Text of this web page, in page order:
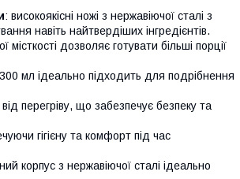
: високоякісні ножі з нержавіючої сталі з
навіть найтвердіших інгредієнтів.
дозволяє готувати більші порції
мл ідеально підходить для подрібнення
перегріву, що забезпечує безпеку та
гігієну та комфорт під час
корпус з нержавіючої сталі ідеально